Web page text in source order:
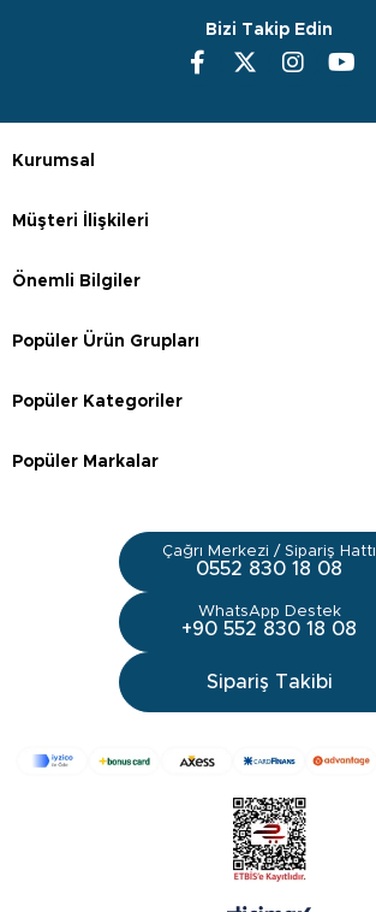
Bizi Takip Edin
Kurumsal
Müşteri İlişkileri
Önemli Bilgiler
Popüler Ürün Grupları
Popüler Kategoriler
Popüler Markalar
Çağrı Merkezi / Sipariş Hattı
0552 830 18 08
WhatsApp Destek
+90 552 830 18 08
Sipariş Takibi